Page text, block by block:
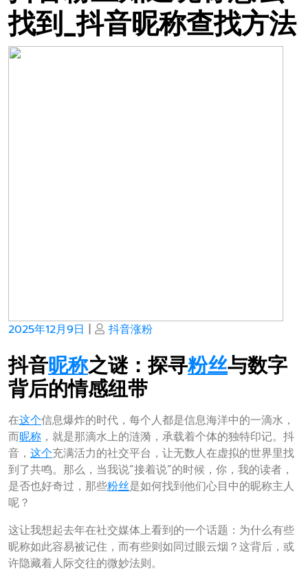
找到_抖音昵称查找方法
Posted
2025年12月9日 | Posted
抖音涨粉
抖音昵称之谜：探寻粉丝与数字
背后的情感纽带
在这个信息爆炸的时代，每个人都是信息海洋中的一滴水，
而昵称 ，就是那滴水上的涟漪，承载着个体的独特印记。抖
音， 这个充满活力的社交平台，让无数人在虚拟的世界里找
到了共鸣。那么，当我说“接着说”的时候，你，我的读者，
是否也好奇过，那些粉丝是如何找到他们心目中的昵称主人
呢？
这让我想起去年在社交媒体上看到的一个话题：为什么有些
昵称如此容易被记住，而有些则如同过眼云烟？这背后，或
许隐藏着人际交往的微妙法则。